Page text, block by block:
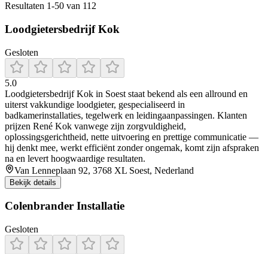
Resultaten 1-50 van 112
Loodgietersbedrijf Kok
Gesloten
5.0
Loodgietersbedrijf Kok in Soest staat bekend als een allround en
uiterst vakkundige loodgieter, gespecialiseerd in
badkamerinstallaties, tegelwerk en leidingaanpassingen. Klanten
prijzen René Kok vanwege zijn zorgvuldigheid,
oplossingsgerichtheid, nette uitvoering en prettige communicatie —
hij denkt mee, werkt efficiënt zonder ongemak, komt zijn afspraken
na en levert hoogwaardige resultaten.
Van Lenneplaan 92, 3768 XL Soest, Nederland
Bekijk details
Colenbrander Installatie
Gesloten